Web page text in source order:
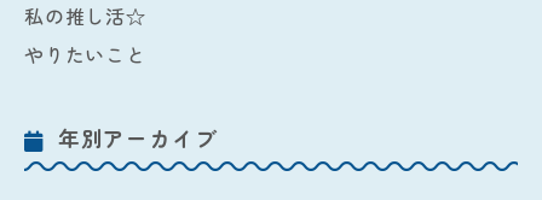
私の推し活☆
やりたいこと
年別アーカイブ